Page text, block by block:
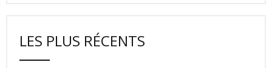
LES PLUS RÉCENTS